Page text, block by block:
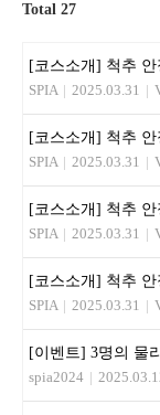
Total 27
[코스소개] 척추
SPIA | 2025.03.31 |
SPIA | 2025.03.31 |
[코스소개] 척추
SPIA | 2025.03.31 |
[코스소개] 척추
SPIA | 2025.03.31 |
[이벤트] 3명의 물
spia2024 |